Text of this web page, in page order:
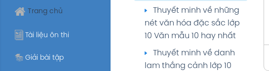
Trang chủ
Tài liệu ôn thi
Giải bài tập
Thuyết minh về những
nét văn hóa đặc sắc lớp
10 Văn mẫu 10 hay nhất
Thuyết minh về danh
lam thắng cảnh lớp 10